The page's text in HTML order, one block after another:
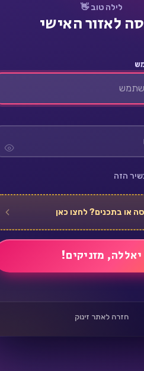
לילה טוב 👋
לאזור האישי
הזה
או בתכנים? לחצו כאן
חזרה לאתר זינוק